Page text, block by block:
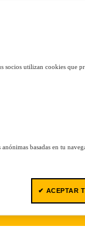
socios utilizan cookies que
basadas en tu
✔ ACEPTAR